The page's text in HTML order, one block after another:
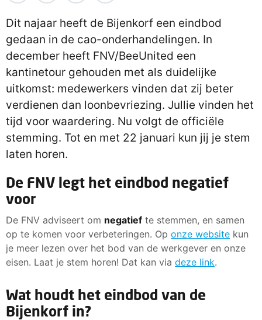
Dit najaar heeft de Bijenkorf een eindbod
gedaan in de cao-onderhandelingen. In
december heeft FNV/BeeUnited een
kantinetour gehouden met als duidelijke
uitkomst: medewerkers vinden dat zij beter
verdienen dan loonbevriezing. Jullie vinden het
tijd voor waardering. Nu volgt de officiële
stemming. Tot en met 22 januari kun jij je stem
laten horen.
De FNV legt het eindbod negatief
voor
De FNV adviseert om negatief te stemmen, en samen
op te komen voor verbeteringen. Op onze website kun
je meer lezen over het bod van de werkgever en onze
eisen. Laat je stem horen! Dat kan via deze link.
Wat houdt het eindbod van de
Bijenkorf in?